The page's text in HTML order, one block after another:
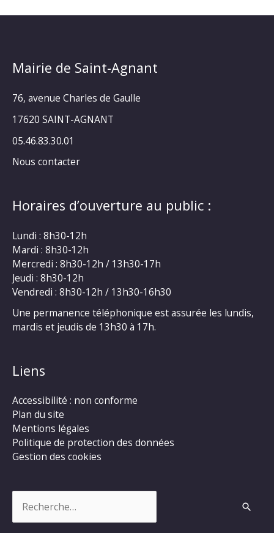
Mairie de Saint-Agnant
76, avenue Charles de Gaulle
17620 SAINT-AGNANT
05.46.83.30.01
Nous contacter
Horaires d’ouverture au public :
Lundi : 8h30-12h
Mardi : 8h30-12h
Mercredi : 8h30-12h / 13h30-17h
Jeudi : 8h30-12h
Vendredi : 8h30-12h / 13h30-16h30
Une permanence téléphonique est assurée les lundis,
mardis et jeudis de 13h30 à 17h.
Liens
Accessibilité : non conforme
Plan du site
Mentions légales
Politique de protection des données
Gestion des cookies